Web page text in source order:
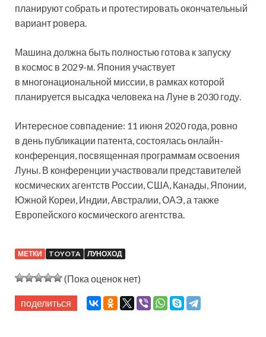
планируют собрать и протестировать окончательный
вариант ровера.
Машина должна быть полностью готова к запуску
в космос в 2029-м. Япония участвует
в многонациональной миссии, в рамках которой
планируется высадка человека на Луне в 2030 году.
Интересное совпадение: 11 июня 2020 года, ровно
в день публикации патента, состоялась онлайн-
конференция, посвященная программам освоения
Луны. В конференции участвовали представителей
космических агентств России, США, Канады, Японии,
Южной Кореи, Индии, Австралии, ОАЭ, а также
Европейского космического агентства.
МЕТКИ TOYOTA ЛУНОХОД
(Пока оценок нет)
поделиться